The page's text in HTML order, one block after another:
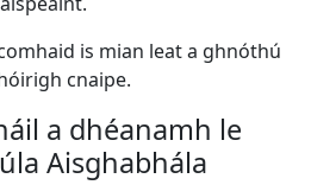
is mian leat a ghnóthú
cnaipe.
a dhéanamh le
Aisghabhála